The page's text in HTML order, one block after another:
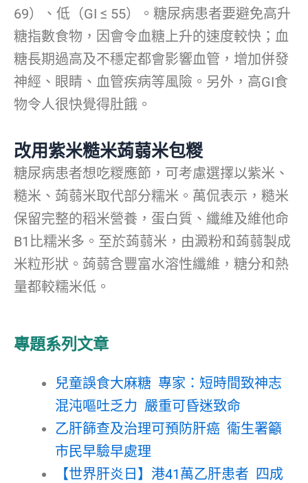
69）、低（GI ≤ 55）。糖尿病患者要避免高升
糖指數食物，因會令血糖上升的速度較快；血
糖長期過高及不穩定都會影響血管，增加併發
神經、眼睛、血管疾病等風險。另外，高GI食
物令人很快覺得肚餓。
改用紫米糙米蒟蒻米包糉
糖尿病患者想吃糉應節，可考慮選擇以紫米、
糙米、蒟蒻米取代部分糯米。萬侃表示，糙米
保留完整的稻米營養，蛋白質、纖維及維他命
B1比糯米多。至於蒟蒻米，由澱粉和蒟蒻製成
米粒形狀。蒟蒻含豐富水溶性纖維，糖分和熱
量都較糯米低。
專題系列文章
兒童誤食大麻糖 專家：短時間致神志
混沌嘔吐乏力 嚴重可昏迷致命
乙肝篩查及治理可預防肝癌 衞生署籲
市民早驗早處理
【世界肝炎日】港41萬乙肝患者 四成